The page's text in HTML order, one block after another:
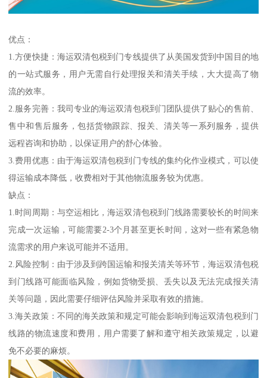
优点：
1.方便快捷：海运双清包税到门专线提供了从美国发货到中国目的地
的一站式服务，用户无需自行处理报关和清关手续，大大提高了物
流的效率。
2.服务完善：我司专业的海运双清包税到门团队提供了贴心的售前、
售中和售后服务，包括货物跟踪、报关、清关等一系列服务，提供
远程咨询和协助，以保证用户的舒心体验。
3.费用优惠：由于海运双清包税到门专线的集约化作业模式，可以使
得运输成本降低，收费相对于其他物流服务较为优惠。
缺点：
1.时间周期：与空运相比，海运双清包税到门线路需要较长的时间来
完成一次运输，可能需要2-3个月甚至更长时间，这对一些有紧急物
流需求的用户来说可能并不适用。
2.风险控制：由于涉及到跨国运输和报关清关等环节，海运双清包税
到门线路可能面临风险，例如货物受损、丢失以及无法完成报关清
关等问题，因此需要仔细评估风险并采取有效的措施。
3.海关政策：不同的海关政策和规定可能会影响到海运双清包税到门
线路的物流速度和费用，用户需要了解和遵守相关政策规定，以避
免不必要的麻烦。